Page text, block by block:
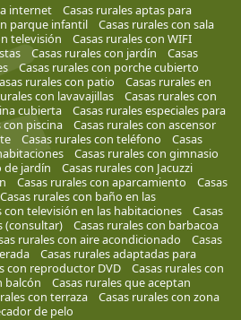
internet
Casas rurales aptas para
parque infantil
Casas rurales con sala
televisión
Casas rurales con WIFI
Casas rurales con jardín
Casas
Casas rurales con porche cubierto
rurales con patio
Casas rurales en
con lavavajillas
Casas rurales con
cubierta
Casas rurales especiales para
con piscina
Casas rurales con ascensor
Casas rurales con teléfono
Casas
Casas rurales con gimnasio
de jardín
Casas rurales con Jacuzzi
Casas rurales con aparcamiento
Casas
Casas rurales con baño en las
con televisión en las habitaciones
Casas
(consultar)
Casas rurales con barbacoa
rurales con aire acondicionado
Casas
Casas rurales adaptadas para
con reproductor DVD
Casas rurales con
balcón
Casas rurales que aceptan
con terraza
Casas rurales con zona
de pelo